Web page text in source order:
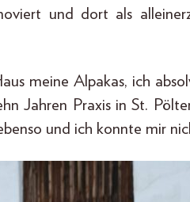
und dort als
meine Alpakas, ich
Jahren Praxis in St.
und ich konnte mir